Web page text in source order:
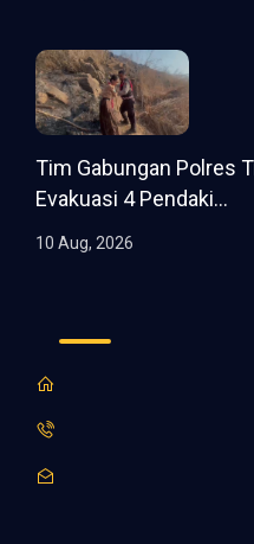
Tim Gabungan Polres
Evakuasi 4 Pendaki...
10 Aug, 2026